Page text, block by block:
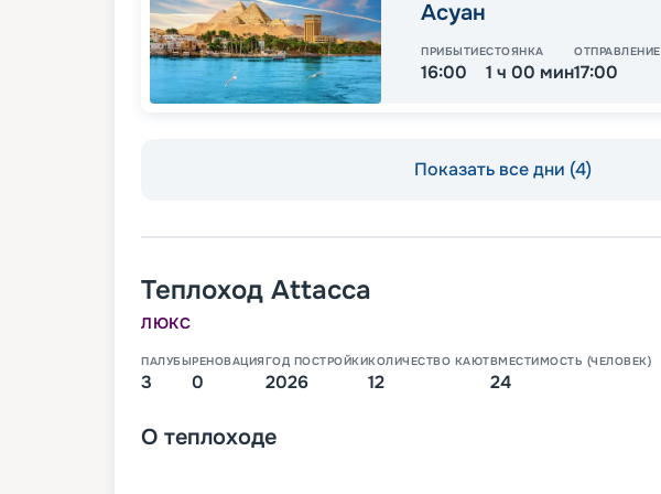
Асуан
ПРИБЫТИЕ
16:00
СТОЯНКА
1 ч 00 мин
ОТПРАВЛЕНИЕ
17:00
Показать все дни (4)
Теплоход Attacca
ЛЮКС
ПАЛУБЫ
3
РЕНОВАЦИЯ
0
ГОД ПОСТРОЙКИ
2026
КОЛИЧЕСТВО КАЮТ
12
ВМЕСТИМОСТЬ (ЧЕЛОВЕК)
24
О теплоходе